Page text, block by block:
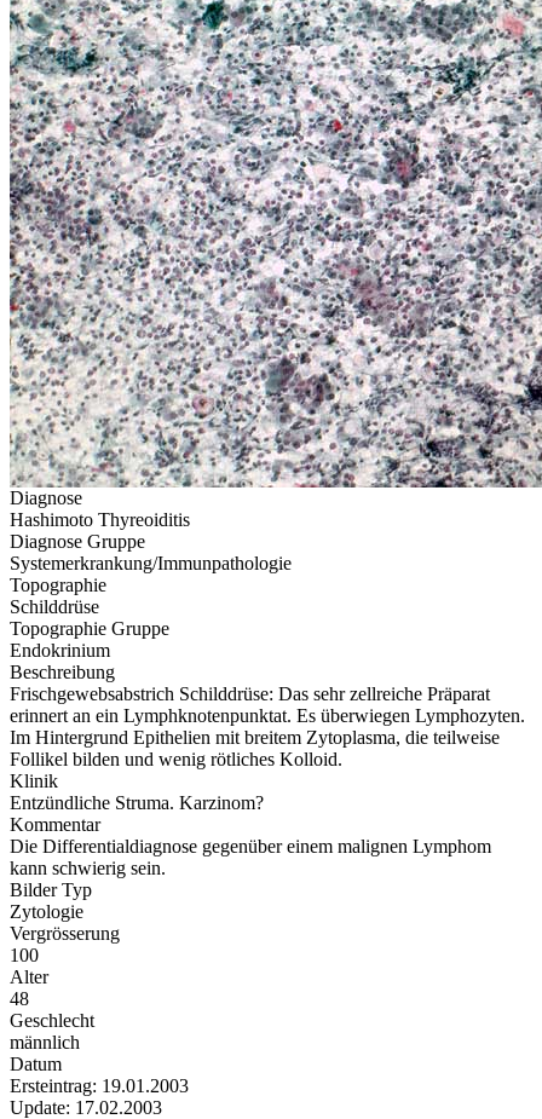
Diagnose
Hashimoto Thyreoiditis
Diagnose Gruppe
Systemerkrankung/Immunpathologie
Topographie
Schilddrüse
Topographie Gruppe
Endokrinium
Beschreibung
Frischgewebsabstrich Schilddrüse: Das sehr zellreiche Präparat
erinnert an ein Lymphknotenpunktat. Es überwiegen Lymphozyten.
Im Hintergrund Epithelien mit breitem Zytoplasma, die teilweise
Follikel bilden und wenig rötliches Kolloid.
Klinik
Entzündliche Struma. Karzinom?
Kommentar
Die Differentialdiagnose gegenüber einem malignen Lymphom
kann schwierig sein.
Bilder Typ
Zytologie
Vergrösserung
100
Alter
48
Geschlecht
männlich
Datum
Ersteintrag: 19.01.2003
Update: 17.02.2003